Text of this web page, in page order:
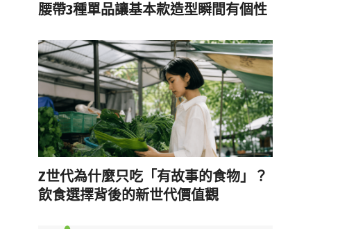
腰帶3種單品讓基本款造型瞬間有個性
Z世代為什麼只吃「有故事的食物」？
飲食選擇背後的新世代價值觀